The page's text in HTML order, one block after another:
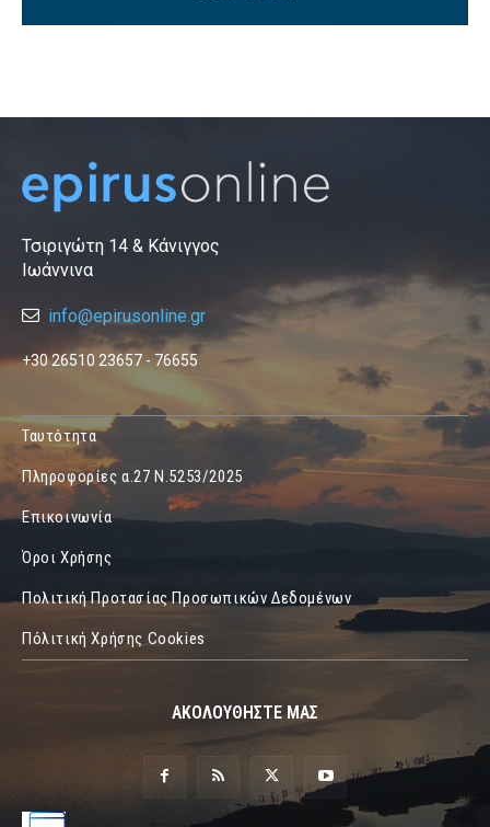
Τσιριγώτη 14 & Κάνιγγος
Ιωάννινα
info@epirusonline.gr
+30 26510 23657 - 76655
Ταυτότητα
Πληροφορίες α.27 Ν.5253/2025
Επικοινωνία
Όροι Χρήσης
Πολιτική Προτασίας Προσωπικών Δεδομένων
Πόλιτική Χρήσης Cookies
ΑΚΟΛΟΥΘΗΣΤΕ ΜΑΣ